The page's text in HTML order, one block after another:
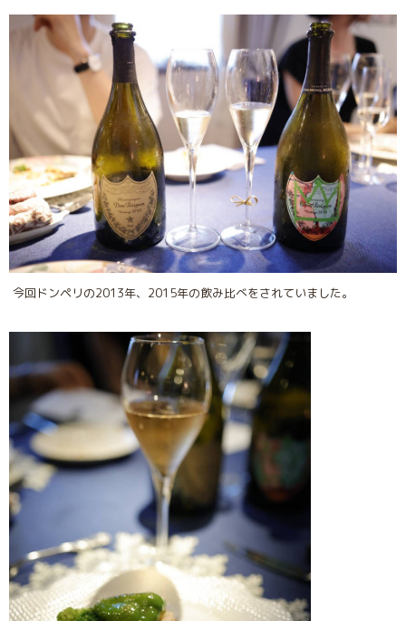
今回ドンペリの2013年、2015年の飲み比べをされていました。